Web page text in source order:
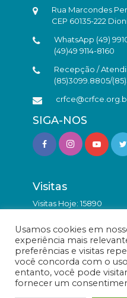
Rua Marcondes
CEP 60135-222
WhatsApp (49)
(49)49 9114-8160
Recepção /
(85)3099.8805/
SIGA-NOS
Visitas
Visitas Hoje: 15890
Usamos cookies em
experiência mais
preferências e visitas
você concorda com o
entanto, você pode
fornecer um